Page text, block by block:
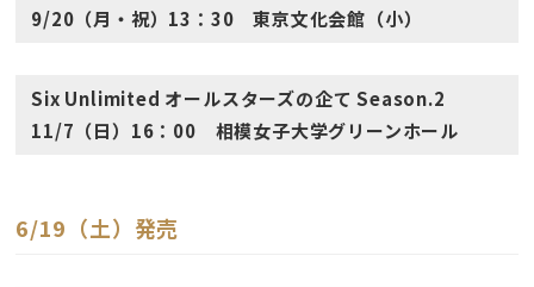
9/20（月・祝）13：30 東京文化会館（小）
Six Unlimited オールスターズの企て Season.2
11/7（日）16：00 相模女子大学グリーンホール
6/19（土）発売